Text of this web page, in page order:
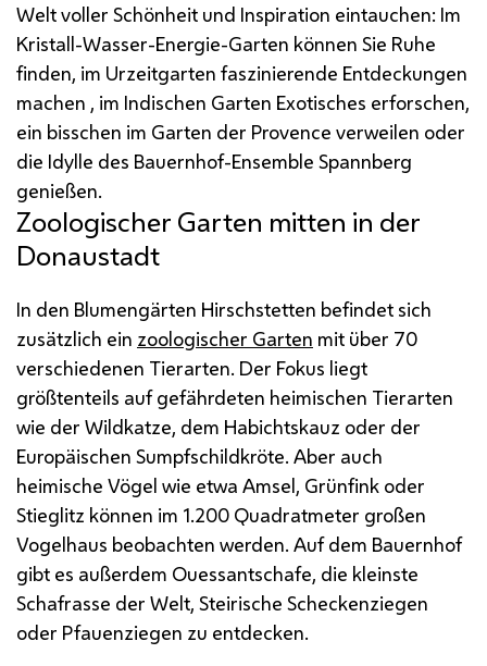
Welt voller Schönheit und Inspiration eintauchen: Im
Kristall-Wasser-Energie-Garten können Sie Ruhe
finden, im Urzeitgarten faszinierende Entdeckungen
machen , im Indischen Garten Exotisches erforschen,
ein bisschen im Garten der Provence verweilen oder
die Idylle des Bauernhof-Ensemble Spannberg
genießen.
Zoologischer Garten mitten in der
Donaustadt
In den Blumengärten Hirschstetten befindet sich
zusätzlich ein zoologischer Garten mit über 70
verschiedenen Tierarten. Der Fokus liegt
größtenteils auf gefährdeten heimischen Tierarten
wie der Wildkatze, dem Habichtskauz oder der
Europäischen Sumpfschildkröte. Aber auch
heimische Vögel wie etwa Amsel, Grünfink oder
Stieglitz können im 1.200 Quadratmeter großen
Vogelhaus beobachten werden. Auf dem Bauernhof
gibt es außerdem Ouessantschafe, die kleinste
Schafrasse der Welt, Steirische Scheckenziegen
oder Pfauenziegen zu entdecken.